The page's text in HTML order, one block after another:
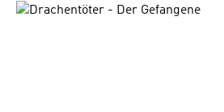
Bildergalerie überspringen